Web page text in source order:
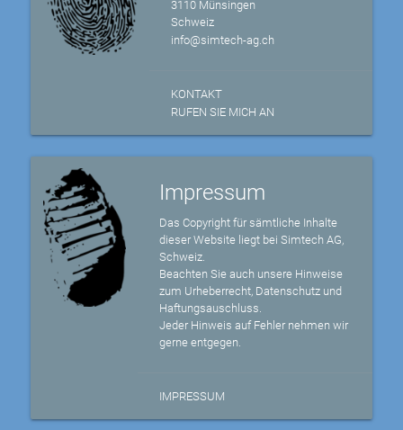
3110 Münsingen
Schweiz
info@simtech-ag.ch
KONTAKT
RUFEN SIE MICH AN
Impressum
Das Copyright für sämtliche Inhalte
dieser Website liegt bei Simtech AG,
Schweiz.
Beachten Sie auch unsere Hinweise
zum Urheberrecht, Datenschutz und
Haftungsauschluss.
Jeder Hinweis auf Fehler nehmen wir
gerne entgegen.
IMPRESSUM